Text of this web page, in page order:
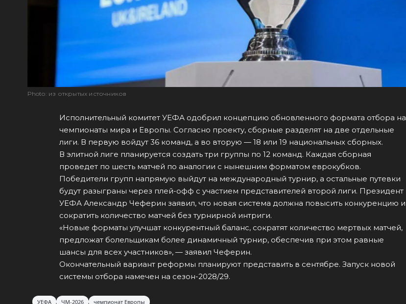
Photo: из открытых источников
Исполнительный комитет УЕФА одобрил концепцию обновленного формата отбора на
чемпионаты мира и Европы. Согласно проекту, сборные разделят на две отдельные
лиги. В первую войдут 36 команд, а во вторую — 18 или 19 национальных сборных.
В элитной лиге планируется создать три группы по 12 команд. Каждая сборная
проведет по шесть матчей по аналогии с нынешним форматом еврокубков.
Победители групп напрямую выйдут на международный турнир, а остальные путевки
будут разыграны через плей-офф с участием представителей второй лиги. Президент
УЕФА Александр Чеферин заявил, что новая система должна повысить конкуренцию и
сократить количество матчей без турнирной интриги.
«Новые форматы улучшат конкурентный баланс, сократят количество мертвых матчей,
предложат болельщикам более динамичный турнир, обеспечив при этом равные
шансы для всех участников», — заявил Чеферин.
Окончательный вариант реформы планируют представить в сентябре. Запуск новой
системы отбора намечен на сезон-2028/29.
УЕФА ЧМ-2026 чемпионат Европы